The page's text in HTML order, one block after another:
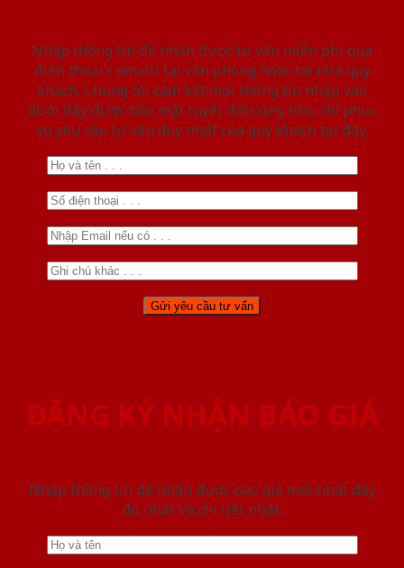
Nhập thông tin để nhận được tư vấn miễn phí qua
điện thoại / email/ tại văn phòng hoặc tại nhà quý
khách. Chúng tôi cam kết mọi thông tin nhập vào
dưới đây được bảo mật tuyệt đối cũng như chỉ phục
vụ yêu cầu tư vấn duy nhất của quý khách tại đây.
ĐĂNG KÝ NHẬN BÁO GIÁ
Nhập thông tin để nhận được báo giá mới nhât đầy
đủ nhất và chi tiết nhất.